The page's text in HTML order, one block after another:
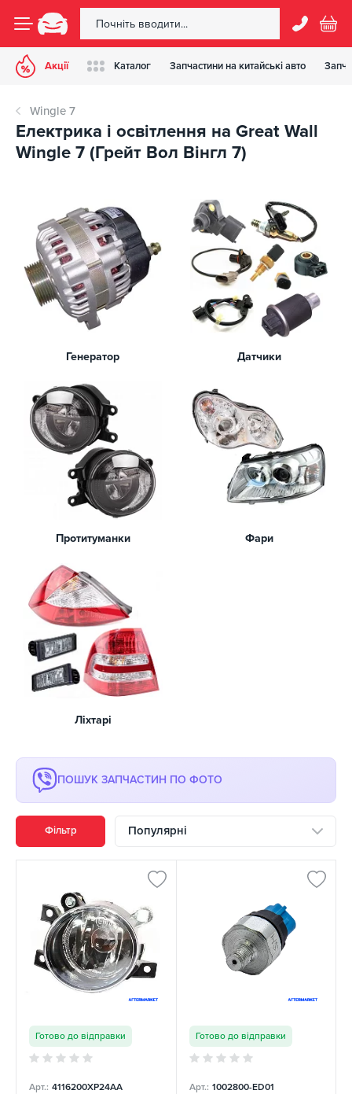
Акції Каталог Запчастини на китайські авто
Wingle 7
Електрика і освітлення на Great Wall
Wingle 7 (Грейт Вол Вінгл 7)
Генератор Датчики
Протитуманки Фари
Ліхтарі
ПОШУК ЗАПЧАСТИН ПО ФОТО
Фільтр Популярні
Готово до відправки
Арт.: 4116200XP24AA
Готово до відправки
Арт.: 1002800-ED01